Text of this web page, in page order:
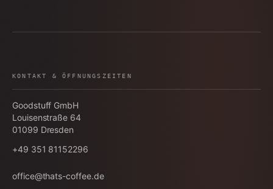
KONTAKT & ÖFFNUNGSZEITEN
Goodstuff GmbH
Louisenstraße 64
01099 Dresden
+49 351 81152296
office@thats-coffee.de